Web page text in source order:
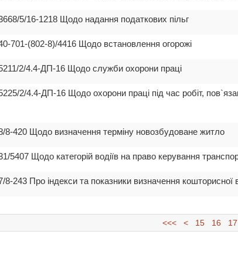
5/16-1218 Щодо надання податкових пільг
701-(802-8)/4416 Щодо встановлення огорожі
2/4.4-ДП-16 Щодо служби охорони працi
2/4.4-ДП-16 Щодо охорони працi пiд час робiт,
8-420 Щодо визначення терміну новозбудоване житло
5407 Щодо категорій водіїв на право керування
243 Про індекси та показники визначення кошторисної
<<< < 15 16 17